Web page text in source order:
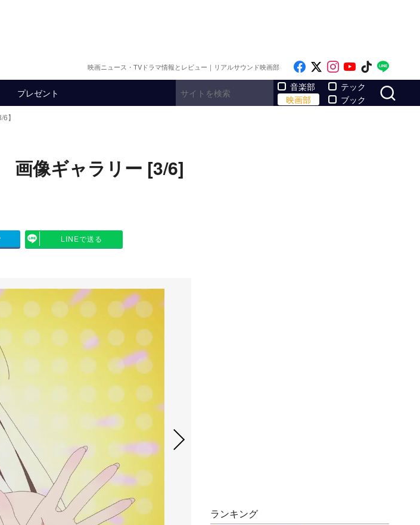
映画ニュース・TVドラマ情報とレビュー｜リアルサウンド映画部 Like on Facebook
Follow on x
Follow on
Follow on
Follow
プレゼント
音楽部
映画部
テック
ブック
】
画像ギャラリー [3/6]
LINEで送る
ランキング